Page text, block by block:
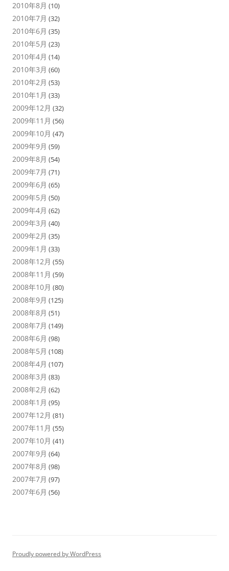
2010年8月 (10)
2010年7月 (32)
2010年6月 (35)
2010年5月 (23)
2010年4月 (14)
2010年3月 (60)
2010年2月 (53)
2010年1月 (33)
2009年12月 (32)
2009年11月 (56)
2009年10月 (47)
2009年9月 (59)
2009年8月 (54)
2009年7月 (71)
2009年6月 (65)
2009年5月 (50)
2009年4月 (62)
2009年3月 (40)
2009年2月 (35)
2009年1月 (33)
2008年12月 (55)
2008年11月 (59)
2008年10月 (80)
2008年9月 (125)
2008年8月 (51)
2008年7月 (149)
2008年6月 (98)
2008年5月 (108)
2008年4月 (107)
2008年3月 (83)
2008年2月 (62)
2008年1月 (95)
2007年12月 (81)
2007年11月 (55)
2007年10月 (41)
2007年9月 (64)
2007年8月 (98)
2007年7月 (97)
2007年6月 (56)
Proudly powered by WordPress